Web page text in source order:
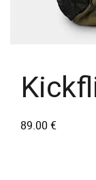
89.00 €